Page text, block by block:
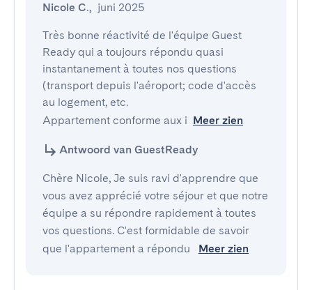
Nicole C., juni 2025
Très bonne réactivité de l'équipe Guest
Ready qui a toujours répondu quasi
instantanement à toutes nos questions
(transport depuis l'aéroport; code d'accès
au logement, etc.
Appartement conforme aux i Meer zien
Antwoord van GuestReady
Chère Nicole, Je suis ravi d'apprendre que
vous avez apprécié votre séjour et que notre
équipe a su répondre rapidement à toutes
vos questions. C'est formidable de savoir
que l'appartement a répondu
Meer zien